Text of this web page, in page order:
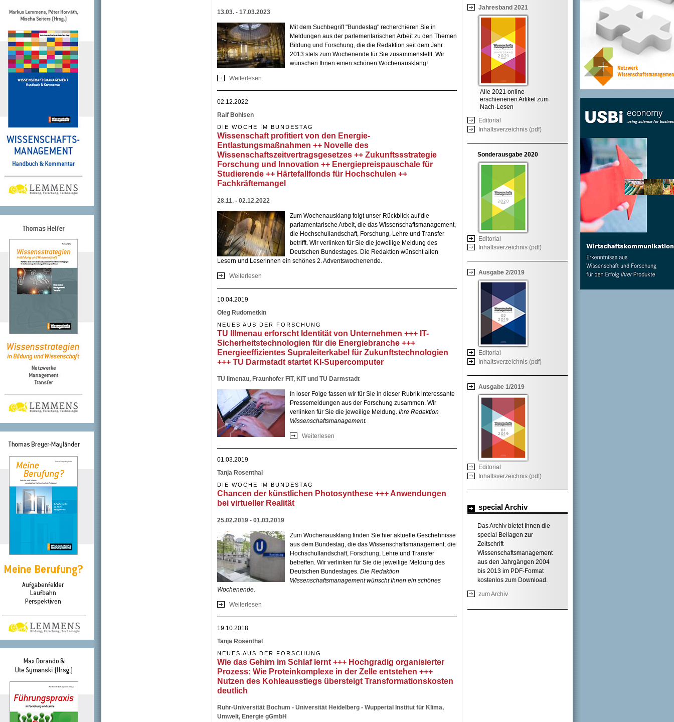
Jahresband 2021
Alle 2021 online
erschienenen Artikel zum
Nach-Lesen
Editorial
Inhaltsverzeichnis (pdf)
Sonderausgabe 2020
Editorial
Inhaltsverzeichnis (pdf)
Ausgabe 2/2019
Editorial
Inhaltsverzeichnis (pdf)
Ausgabe 1/2019
Editorial
Inhaltsverzeichnis (pdf)
special Archiv
Das Archiv bietet Ihnen die
special Beilagen zur
Zeitschrift
Wissenschaftsmanagement
aus den Jahrgängen 2004
bis 2013 im PDF-Format
kostenlos zum Download.
zum Archiv
13.03. - 17.03.2023
Mit dem Suchbegriff "Bundestag" recherchieren Sie in
Meldungen aus der parlementarischen Arbeit zu den Themen
Bildung und Forschung, die die Redaktion seit dem Jahr
2013 stets zum Wochenende für Sie zusammenstellt. Wir
wünschen Ihnen einen schönen Wochenausklang!
Weiterlesen
02.12.2022
Ralf Bohlsen
DIE WOCHE IM BUNDESTAG
Wissenschaft profitiert von den Energie-
Entlastungsmaßnahmen ++ Novelle des
Wissenschaftszeitvertragsgesetzes ++ Zukunftssstrategie
Forschung und Innovation ++ Energiepreispauschale für
Studierende ++ Härtefallfonds für Hochschulen ++
Fachkräftemangel
28.11. - 02.12.2022
Zum Wochenausklang folgt unser Rückblick auf die
parlamentarische Arbeit, die das Wissenschaftsmanagement,
die Hochschullandschaft, Forschung, Lehre und Transfer
betrifft. Wir verlinken für Sie die jeweilige Meldung des
Deutschen Bundestages. Die Redaktion wünscht allen
Lesern und Leserinnen ein schönes 2. Adventswochenende.
Weiterlesen
10.04.2019
Oleg Rudometkin
NEUES AUS DER FORSCHUNG
TU Illmenau erforscht Identität von Unternehmen +++ IT-
Sicherheitstechnologien für die Energiebranche +++
Energieeffizientes Supraleiterkabel für Zukunftstechnologien
+++ TU Darmstadt startet KI-Supercomputer
TU Ilmenau, Fraunhofer FIT, KIT und TU Darmstadt
In loser Folge fassen wir für Sie in dieser Rubrik interessante
Pressemeldungen aus der Forschung zusammen. Wir
verlinken für Sie die jeweilige Meldung. Ihre Redaktion
Wissenschaftsmanagement.
Weiterlesen
01.03.2019
Tanja Rosenthal
DIE WOCHE IM BUNDESTAG
Chancen der künstlichen Photosynthese +++ Anwendungen
bei virtueller Realität
25.02.2019 - 01.03.2019
Zum Wochenausklang finden Sie hier aktuelle Geschehnisse
aus dem Bundestag, die das Wissenschaftsmanagement, die
Hochschullandschaft, Forschung, Lehre und Transfer
betreffen. Wir verlinken für Sie die jeweilige Meldung des
Deutschen Bundestages. Die Redaktion
Wissenschaftsmanagement wünscht Ihnen ein schönes
Wochenende.
Weiterlesen
19.10.2018
Tanja Rosenthal
NEUES AUS DER FORSCHUNG
Wie das Gehirn im Schlaf lernt +++ Hochgradig organisierter
Prozess: Wie Proteinkomplexe in der Zelle entstehen +++
Nutzen des Kohleausstiegs übersteigt Transformationskosten
deutlich
Ruhr-Universität Bochum - Universität Heidelberg - Wuppertal Institut für Klima,
Umwelt, Energie gGmbH